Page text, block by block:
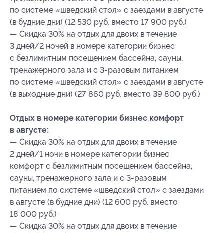
по системе «шведский стол» с заездами в августе
(в будние дни) (12 530 руб. вместо 17 900 руб.)
— Скидка 30% на отдых для двоих в течение
3 дней/2 ночей в номере категории бизнес
с безлимитным посещением бассейна, сауны,
тренажерного зала и с 3-разовым питанием
по системе «шведский стол» с заездами в августе
(в выходные дни) (27 860 руб. вместо 39 800 руб.)
Отдых в номере категории бизнес комфорт
в августе:
— Скидка 30% на отдых для двоих в течение
2 дней/1 ночи в номере категории бизнес
комфорт с безлимитным посещением бассейна,
сауны, тренажерного зала и с 3-разовым
питанием по системе «шведский стол» с заездами
в августе (в будние дни) (12 600 руб. вместо
18 000 руб.)
— Скидка 30% на отдых для двоих в течение